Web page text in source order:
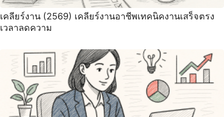
เคลียร์งาน (2569) เคลียร์งานอาชีพเทคนิคงานเสร็จตรง
เวลาลดความ